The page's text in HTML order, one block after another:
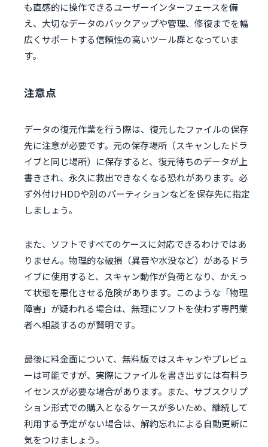
も直感的に操作できるユーザーインターフェースを備
え、大切なデータのバックアップや管理、修復までを幅
広くサポートする信頼性の高いツール群となっていま
す。
注意点
データの復元作業を行う際は、復元したファイルの保存
先に注意が必要です。元の保存場所（スキャンしたドラ
イブと同じ場所）に保存すると、復元待ちのデータが上
書きされ、永久に救出できなくなる恐れがあります。必
ず外付けHDDや別のパーティションなどを保存先に指定
しましょう。
また、ソフトですべてのケースに対応できるわけではあ
りません。物理的な破損（異音や水没など）があるドラ
イブに使用すると、スキャン動作が負荷となり、かえっ
て状態を悪化させる危険があります。このような「物理
障害」が疑われる場合は、無理にソフトを使わず専門業
者へ相談するのが賢明です。
最後に料金面について、無料版ではスキャンやプレビュ
ーは可能ですが、実際にファイルを書き出すには有料ラ
イセンスが必要な場合があります。また、サブスクリプ
ション形式での購入となるケースが多いため、継続して
利用する予定がない場合は、解約忘れによる自動更新に
気をつけましょう。